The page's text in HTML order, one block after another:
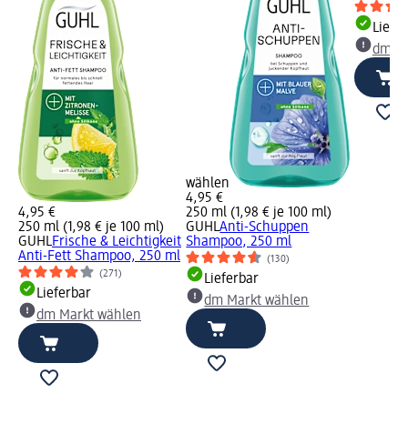
4,95 €
250 ml (1,98 € je 100 ml)
GUHLFrische & Leichtigkeit
Anti-Fett Shampoo, 250 ml
(271)
Lieferbar
dm Markt wählen
wählen
4,95 €
250 ml (1,98 € je 100 ml)
GUHLAnti-Schuppen
Shampoo, 250 ml
(130)
Lieferbar
dm Markt wählen
dm